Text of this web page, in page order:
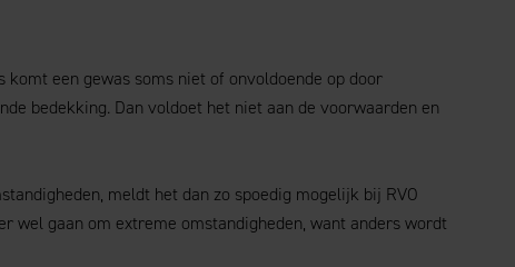
een gewas soms niet of onvoldoende op door
bedekking. Dan voldoet het niet aan de voorwaarden en
meldt het dan zo spoedig mogelijk bij RVO
wel gaan om extreme omstandigheden, want anders wordt